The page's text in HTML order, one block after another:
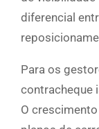
diferencial
Para os
contracheque
O